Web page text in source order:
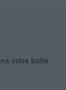
votre boîte